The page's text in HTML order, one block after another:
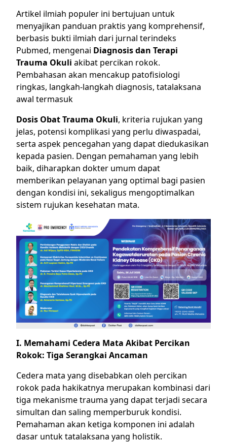
Artikel ilmiah populer ini bertujuan untuk
menyajikan panduan praktis yang komprehensif,
berbasis bukti ilmiah dari jurnal terindeks
Pubmed, mengenai Diagnosis dan Terapi
Trauma Okuli akibat percikan rokok.
Pembahasan akan mencakup patofisiologi
ringkas, langkah-langkah diagnosis, tatalaksana
awal termasuk
Dosis Obat Trauma Okuli, kriteria rujukan yang
jelas, potensi komplikasi yang perlu diwaspadai,
serta aspek pencegahan yang dapat diedukasikan
kepada pasien. Dengan pemahaman yang lebih
baik, diharapkan dokter umum dapat
memberikan pelayanan yang optimal bagi pasien
dengan kondisi ini, sekaligus mengoptimalkan
sistem rujukan kesehatan mata.
I. Memahami Cedera Mata Akibat Percikan
Rokok: Tiga Serangkai Ancaman
Cedera mata yang disebabkan oleh percikan
rokok pada hakikatnya merupakan kombinasi dari
tiga mekanisme trauma yang dapat terjadi secara
simultan dan saling memperburuk kondisi.
Pemahaman akan ketiga komponen ini adalah
dasar untuk tatalaksana yang holistik.